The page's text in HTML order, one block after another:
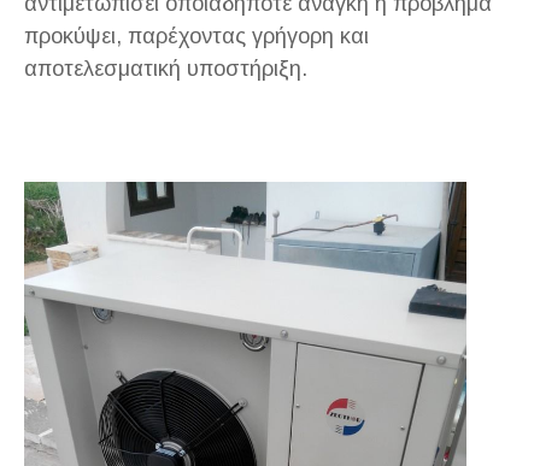
προκύψει, παρέχοντας γρήγορη και
αποτελεσματική υποστήριξη.